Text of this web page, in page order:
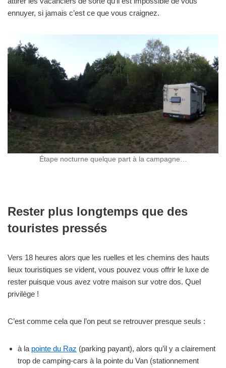
ennuyer, si jamais c’est ce que vous craignez.
Étape nocturne quelque part à la campagne…
Rester plus longtemps que des
touristes pressés
Vers 18 heures alors que les ruelles et les chemins des hauts
lieux touristiques se vident, vous pouvez vous offrir le luxe de
rester puisque vous avez votre maison sur votre dos. Quel
privilège !
C’est comme cela que l’on peut se retrouver presque seuls :
à la pointe du Raz (parking payant), alors qu’il y a clairement
trop de camping-cars à la pointe du Van (stationnement